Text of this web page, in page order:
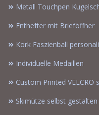
Metall Touchpen
Enthefter mit Brieföffner
Kork Faszienball
Individuelle Medaillen
Custom Printed VELCRO
Skimütze selbst gestalten